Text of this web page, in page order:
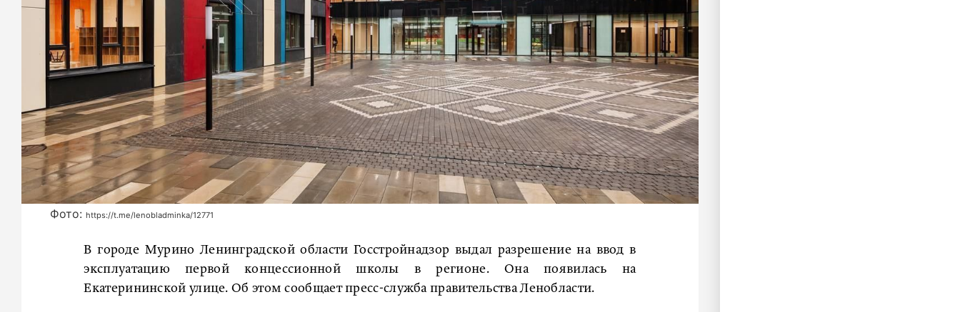
Фото: https://t.me/lenobladminka/12771
В городе Мурино Ленинградской области Госстройнадзор выдал разрешение на ввод в
эксплуатацию первой концессионной школы в регионе. Она появилась на
Екатерининской улице. Об этом сообщает пресс-служба правительства Ленобласти.